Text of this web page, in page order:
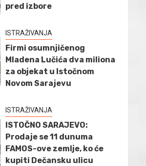
pred izbore
ISTRAŽIVANJA
Firmi osumnjičenog
Mladena Lučića dva miliona
za objekat u Istočnom
Novom Sarajevu
ISTRAŽIVANJA
ISTOČNO SARAJEVO:
Prodaje se 11 dunuma
FAMOS-ove zemlje, ko će
kupiti Dečansku ulicu